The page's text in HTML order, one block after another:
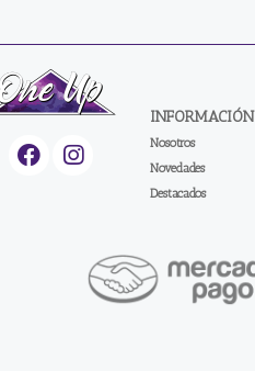
INFORMACIÓN
Nosotros
Novedades
Destacados